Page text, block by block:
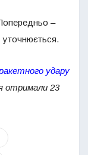
–
уточнюється.
удару
отримали 23